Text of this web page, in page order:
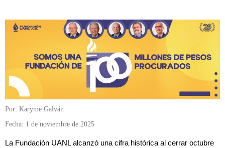
Por: Karyme Galván
Fecha: 1 de noviembre de 2025
La Fundación UANL alcanzó una cifra histórica al cerrar octubre